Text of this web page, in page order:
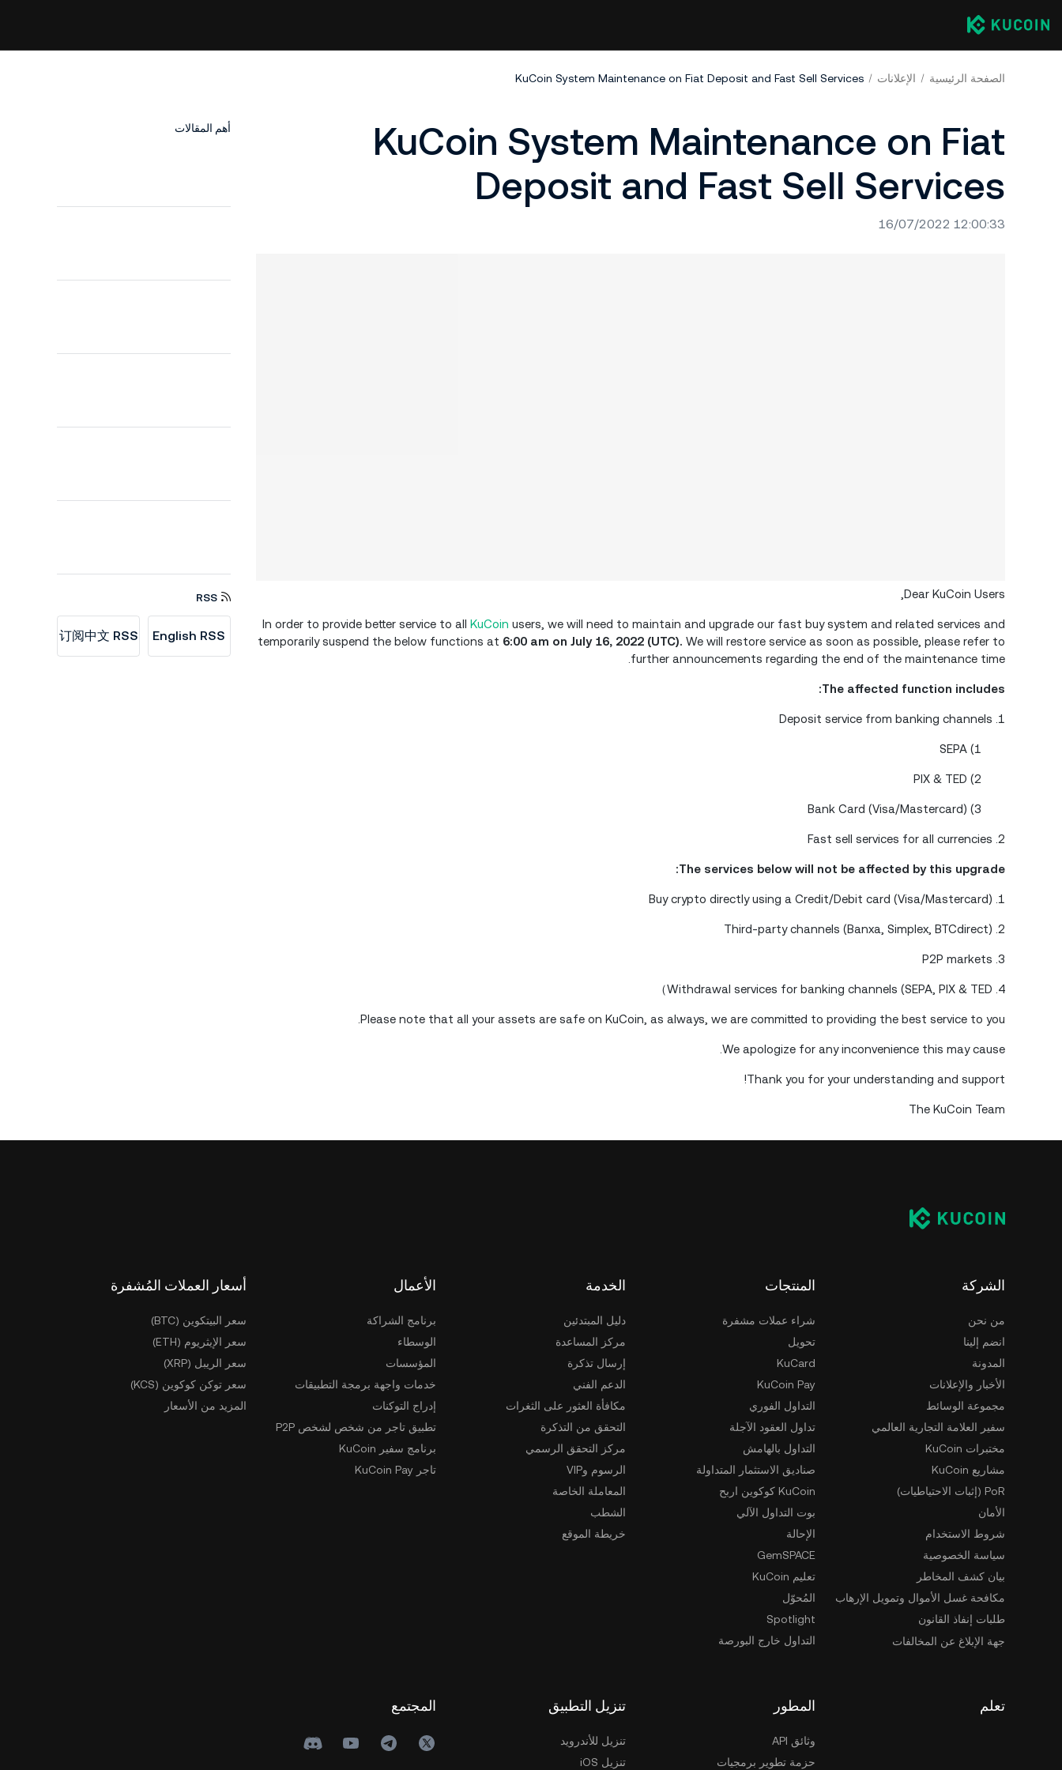
الصفحة الرئيسية الإعلانات KuCoin System Maintenance on Fiat Deposit and Fast Sell Services
KuCoin System Maintenance on Fiat
Deposit and Fast Sell Services
16/07/2022 12:00:33
Dear KuCoin Users,
In order to provide better service to all KuCoin users, we will need to maintain and upgrade our fast buy system and related services and
temporarily suspend the below functions at 6:00 am on July 16, 2022 (UTC). We will restore service as soon as possible, please refer to
further announcements regarding the end of the maintenance time.
The affected function includes:
1. Deposit service from banking channels
1) SEPA
2) PIX & TED
3) Bank Card (Visa/Mastercard)
2. Fast sell services for all currencies
The services below will not be affected by this upgrade:
1. Buy crypto directly using a Credit/Debit card (Visa/Mastercard)
2. Third-party channels (Banxa, Simplex, BTCdirect)
3. P2P markets
4. Withdrawal services for banking channels (SEPA, PIX & TED）
Please note that all your assets are safe on KuCoin, as always, we are committed to providing the best service to you.
We apologize for any inconvenience this may cause.
Thank you for your understanding and support!
The KuCoin Team
أهم المقالات
RSS
English RSS
订阅中文 RSS
الشركة
من نحن
انضم إلينا
المدونة
الأخبار والإعلانات
مجموعة الوسائط
سفير العلامة التجارية العالمي
مختبرات KuCoin
مشاريع KuCoin
PoR (إثبات الاحتياطيات)
الأمان
شروط الاستخدام
سياسة الخصوصية
بيان كشف المخاطر
مكافحة غسل الأموال وتمويل الإرهاب
طلبات إنفاذ القانون
جهة الإبلاغ عن المخالفات
المنتجات
شراء عملات مشفرة
تحويل
KuCard
KuCoin Pay
التداول الفوري
تداول العقود الآجلة
التداول بالهامش
صناديق الاستثمار المتداولة
KuCoin كوكوين اربح
بوت التداول الآلي
الإحالة
GemSPACE
تعليم KuCoin
المُحوّل
Spotlight
التداول خارج البورصة
الخدمة
دليل المبتدئين
مركز المساعدة
إرسال تذكرة
الدعم الفني
مكافأة العثور على الثغرات
التحقق من التذكرة
مركز التحقق الرسمي
الرسوم وVIP
المعاملة الخاصة
الشطب
خريطة الموقع
الأعمال
برنامج الشراكة
الوسطاء
المؤسسات
خدمات واجهة برمجة التطبيقات
إدراج التوكنات
تطبيق تاجر من شخص لشخص P2P
برنامج سفير KuCoin
تاجر KuCoin Pay
أسعار العملات المُشفرة
سعر البيتكوين (BTC)
سعر الإيثريوم (ETH)
سعر الريبل (XRP)
سعر توكن كوكوين (KCS)
المزيد من الأسعار
تعلم المطور
وثائق API
حزمة تطوير برمجيات
تنزيل التطبيق
تنزيل للأندرويد
تنزيل iOS
المجتمع